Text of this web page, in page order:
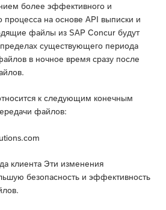
более эффективного и
процесса на основе API выписки и
файлы из SAP Concur будут
существующего периода
в ночное время сразу после
к следующим конечным
файлов:
клиента Эти изменения
безопасность и эффективность